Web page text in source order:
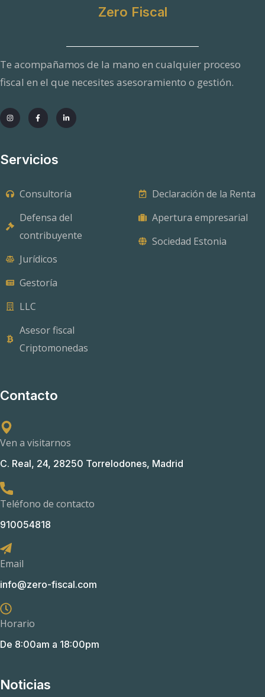
n
o
Zero Fiscal
Te acompañamos de la mano en cualquier proceso
fiscal en el que necesites asesoramiento o gestión.
Servicios
Consultoría
Defensa del
contribuyente
Jurídicos
Gestoría
LLC
Asesor fiscal
Criptomonedas
Declaración de la Renta
Apertura empresarial
Sociedad Estonia
Contacto
Ven a visitarnos
C. Real, 24, 28250 Torrelodones, Madrid
Teléfono de contacto
910054818
Email
info@zero-fiscal.com
Horario
De 8:00am a 18:00pm
Noticias